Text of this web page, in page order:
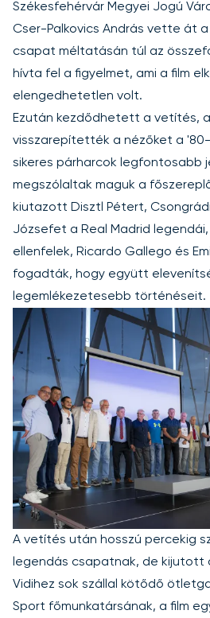
Székesfehérvár Megyei Jogú
Cser-Palkovics András vette át
csapat méltatásán túl az
hívta fel a figyelmet, ami a film
elengedhetetlen volt.
Ezután kezdődhetett a vetítés,
visszarepítették a nézőket a
sikeres párharcok legfontosabb
megszólaltak maguk a
kiutazott Disztl Pétert,
Józsefet a Real Madrid
ellenfelek, Ricardo Gallego és
fogadták, hogy együtt
legemlékezetesebb történéseit.
A vetítés után hosszú percekig
legendás csapatnak, de kijutott
Vidihez sok szállal kötődő
Sport főmunkatársának, a film